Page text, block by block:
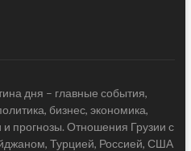
дня – главные события,
бизнес, экономика,
и прогнозы. Отношения Грузии с
Турцией, Россией, США